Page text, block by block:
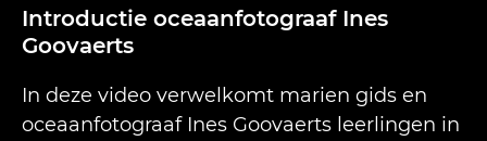
Introductie oceaanfotograaf Ines
Goovaerts
In deze video verwelkomt marien gids en
oceaanfotograaf Ines Goovaerts leerlingen in